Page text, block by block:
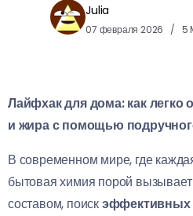
Julia
07 февраля 2026 5
Лайфхак для дома: как легко
и жира с помощью
В современном мире, где
бытовая химия порой
составом, поискэффективных